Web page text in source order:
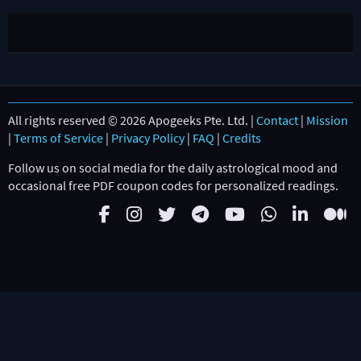
All rights reserved © 2026 Apogeeks Pte. Ltd. | Contact | Mission
| Terms of Service | Privacy Policy| FAQ | Credits
Follow us on social media for the daily astrological mood and
occasional free PDF coupon codes for personalized readings.